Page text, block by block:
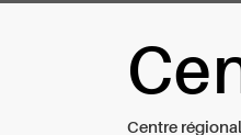
du
Centre